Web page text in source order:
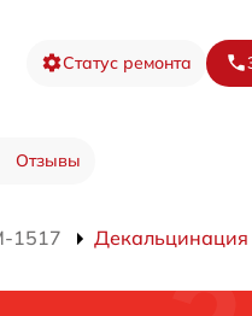
Статус ремонта
Отзывы
1517 Декальцинация